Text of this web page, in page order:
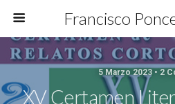
Francisco
5 Marzo 2023 • 2
XV Certamen